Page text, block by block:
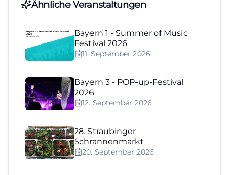
Ähnliche Veranstaltungen
Bayern 1 - Summer of Music
Festival 2026
11. September 2026
Bayern 3 - POP-up-Festival
2026
12. September 2026
28. Straubinger
Schrannenmarkt
20. September 2026